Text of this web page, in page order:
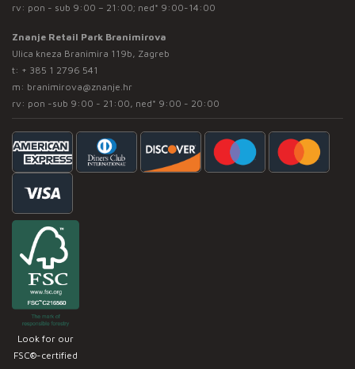
rv: pon - sub 9:00 – 21:00; ned* 9:00-14:00
Znanje Retail Park Branimirova
Ulica kneza Branimira 119b, Zagreb
t: + 385 1 2796 541
m: branimirova@znanje.hr
rv: pon -sub 9:00 - 21:00, ned* 9:00 - 20:00
Look for our
FSC®-certified